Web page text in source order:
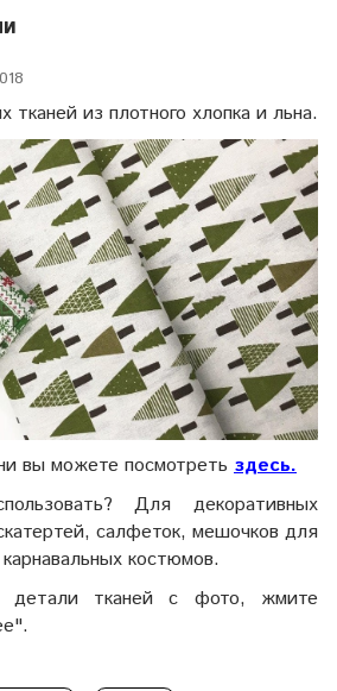
тканей из плотного хлопка и льна.
вы можете посмотреть здесь.
Для декоративных
салфеток, мешочков для
костюмов.
детали тканей с фото, жмите